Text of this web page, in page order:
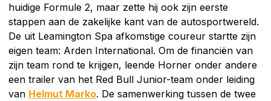
huidige Formule 2, maar zette hij ook zijn eerste
stappen aan de zakelijke kant van de autosportwereld.
De uit Leamington Spa afkomstige coureur startte zijn
eigen team: Arden International. Om de financiën van
zijn team rond te krijgen, leende Horner onder andere
een trailer van het Red Bull Junior-team onder leiding
van Helmut Marko. De samenwerking tussen de twee